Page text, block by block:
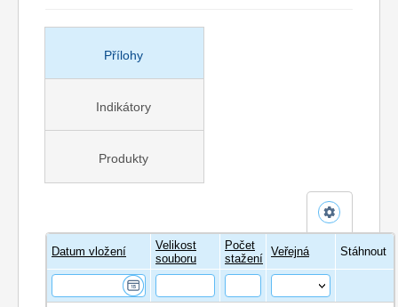
Přílohy
Indikátory
Produkty
Název
Datum vložení
Velikost
souboru
Počet
stažení
Veřejná Stáhnout